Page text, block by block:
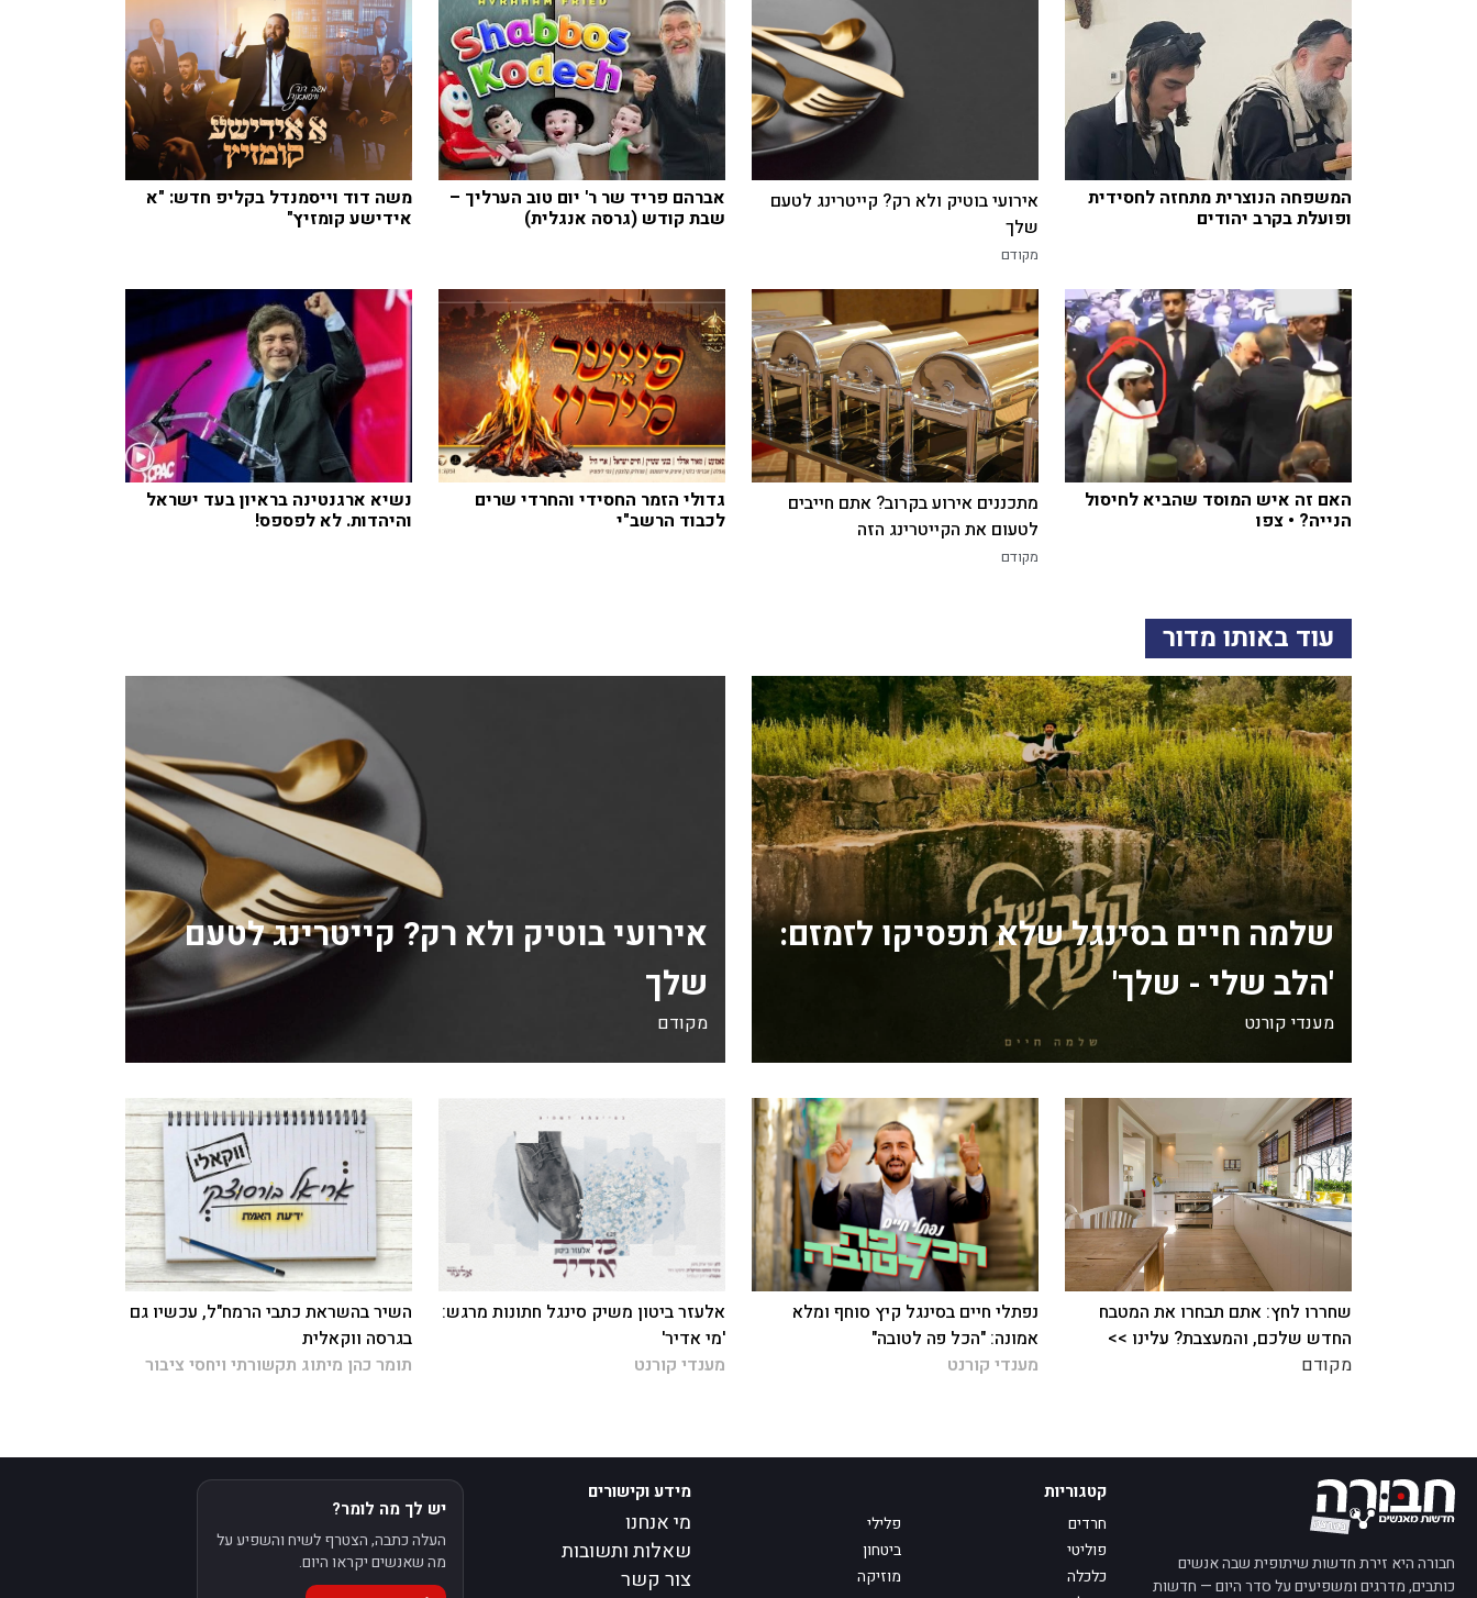
המשפחה הנוצרית מתחזה לחסידית
ופועלת בקרב יהודים
אירועי בוטיק ולא רק? קייטרינג לטעם
שלך
מקודם
אברהם פריד שר ר' יום טוב הערליך –
שבת קודש (גרסה אנגלית)
משה דוד וייסמנדל בקליפ חדש: "א
אידישע קומזיץ"
האם זה איש המוסד שהביא לחיסול
הנייה? • צפו
מתכננים אירוע בקרוב? אתם חייבים
לטעום את הקייטרינג הזה
מקודם
גדולי הזמר החסידי והחרדי שרים
לכבוד הרשב"י
נשיא ארגנטינה בראיון בעד ישראל
והיהדות. לא לפספס!
עוד באותו מדור
שלמה חיים בסינגל שלא תפסיקו לזמזם:
'הלב שלי - שלך'
מענדי קורנט
אירועי בוטיק ולא רק? קייטרינג לטעם
שלך
מקודם
שחררו לחץ: אתם תבחרו את המטבח
החדש שלכם, והמעצבת? עלינו >>
מקודם
נפתלי חיים בסינגל קיץ סוחף ומלא
אמונה: "הכל פה לטובה"
מענדי קורנט
אלעזר ביטון משיק סינגל חתונות מרגש:
'מי אדיר'
מענדי קורנט
השיר בהשראת כתבי הרמח"ל, עכשיו גם
בגרסה ווקאלית
תומר כהן מיתוג תקשורתי ויחסי ציבור
חבורה היא זירת חדשות שיתופית שבה אנשים
כותבים, מדרגים ומשפיעים על סדר היום — חדשות
קטגוריות
חרדים
פלילי
פוליטי
ביטחון
כלכלה
מוזיקה
מידע וקישורים
מי אנחנו
שאלות ותשובות
צור קשר
יש לך מה לומר?
העלה כתבה, הצטרף לשיח והשפיע על
מה שאנשים יקראו היום.